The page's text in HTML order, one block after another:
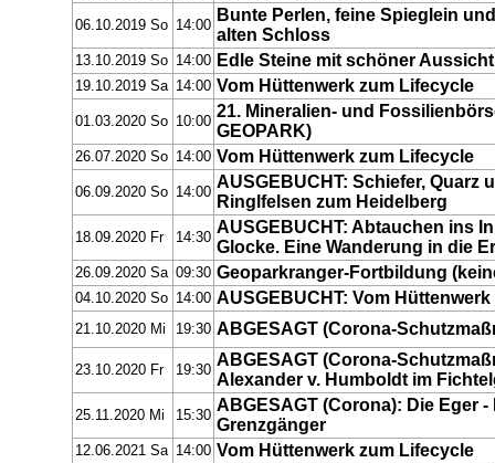
06.10.2019 So 14:00
Bunte Perlen, feine Spieglein
alten Schloss
13.10.2019 So 14:00 Edle Steine mit schöner Aussicht
19.10.2019 Sa 14:00 Vom Hüttenwerk zum Lifecycle
01.03.2020 So 10:00
21. Mineralien- und
GEOPARK)
26.07.2020 So 14:00 Vom Hüttenwerk zum Lifecycle
06.09.2020 So 14:00
AUSGEBUCHT: Schiefer, Quarz
Ringlfelsen zum Heidelberg
18.09.2020 Fr 14:30
AUSGEBUCHT: Abtauchen ins
Glocke. Eine Wanderung in die
26.09.2020 Sa 09:30 Geoparkranger-Fortbildung
04.10.2020 So 14:00 AUSGEBUCHT: Vom
21.10.2020 Mi 19:30 ABGESAGT (Corona-
23.10.2020 Fr 19:30
ABGESAGT (Corona-
Alexander v. Humboldt im
25.11.2020 Mi 15:30
ABGESAGT (Corona): Die Eger
Grenzgänger
12.06.2021 Sa 14:00 Vom Hüttenwerk zum Lifecycle